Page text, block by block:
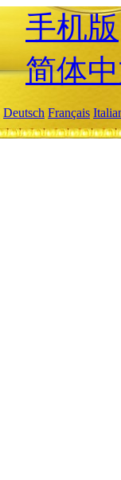
手机版
简体
Deutsch Français